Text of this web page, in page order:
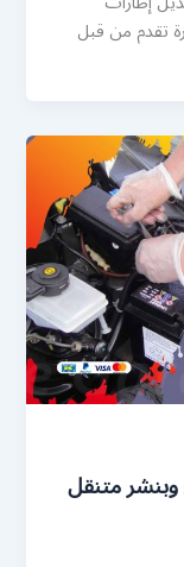
تقدم من قبل
كهرباء وبنشر متنقل